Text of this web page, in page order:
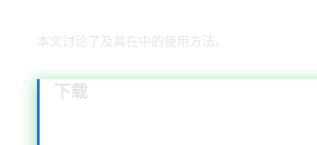
本文讨论了 MyBatis Dynamic SQL 及其在 Java 中的使用方法。
下载